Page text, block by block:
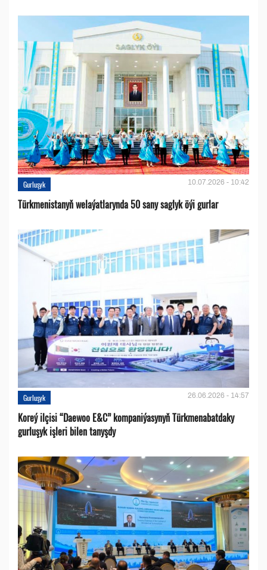
Gurluşyk 10.07.2026 - 10:42
Türkmenistanyň welaýatlarynda 50 sany saglyk öýi gurlar
Gurluşyk 26.06.2026 - 14:57
Koreý ilçisi “Daewoo E&C” kompaniýasynyň Türkmenabatdaky
gurluşyk işleri bilen tanyşdy